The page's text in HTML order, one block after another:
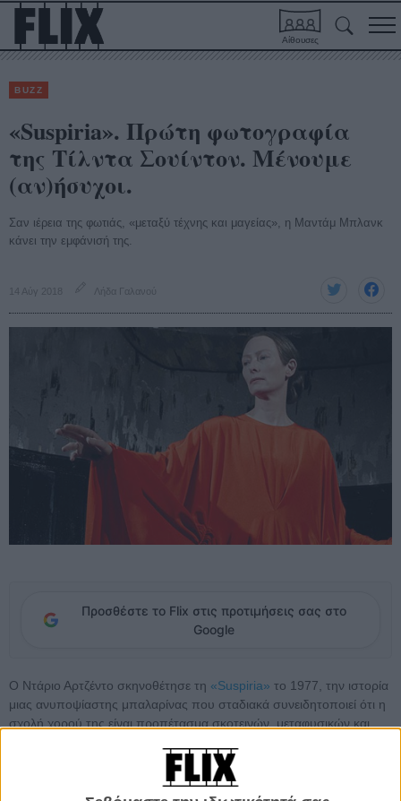
Αίθουσες
BUZZ
«Suspiria». Πρώτη φωτογραφία
της Τίλντα Σουίντον. Μένουμε
(αν)ήσυχοι.
Σαν ιέρεια της φωτιάς, «μεταξύ τέχνης και μαγείας», η Μαντάμ Μπλανκ
κάνει την εμφάνισή της.
14 Αύγ 2018 Λήδα Γαλανού
Προσθέστε το Flix στις προτιμήσεις σας στο
Google
Ο Ντάριο Αρτζέντο σκηνοθέτησε τη «Suspiria» το 1977, την ιστορία
μιας ανυποψίαστης μπαλαρίνας που σταδιακά συνειδητοποιεί ότι η
σχολή χορού της είναι προπέτασμα σκοτεινών, μεταφυσικών και
σινεμά του τρόμου και ειδικά στις ταινίες τζιάλο που δόξασε με τις